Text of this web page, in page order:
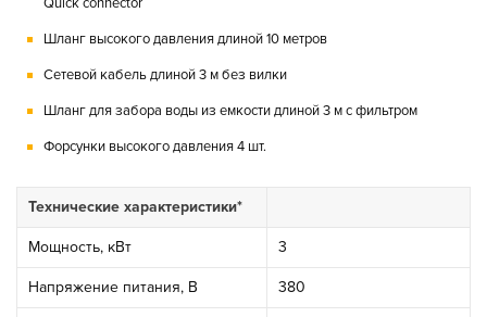
Quick connector
Шланг высокого давления длиной 10 метров
Сетевой кабель длиной 3 м без вилки
Шланг для забора воды из емкости длиной 3 м с фильтром
Форсунки высокого давления 4 шт.
Технические характеристики*
Мощность, кВт 3
Напряжение питания, В 380